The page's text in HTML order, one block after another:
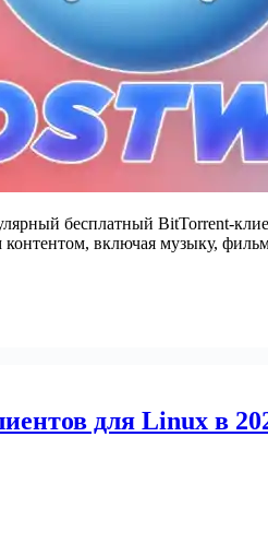
бесплатный BitTorrent-
контентом, включая музыку,
для Linux в